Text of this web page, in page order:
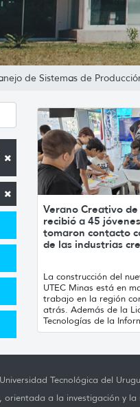
de Sistemas de
Verano Creativo de
recibió a 45
tomaron contacto
de las industrias
La construcción del
UTEC Minas está en
trabajo en la región
atrás. Además de la
Tecnologías de la
Tecnológica del
orientada a la investigación y